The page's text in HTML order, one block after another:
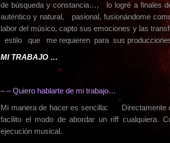
de búsqueda y constancia…, lo logré a finales
auténtico y natural, pasional, fusionándome
labor del músico, capto sus emociones y las
estilo que me requieren para sus
MI TRABAJO …
––Quiero hablarte de mi trabajo…
Mi manera de hacer es sencilla: Directamente
facilito el modo de abordar un riff cualquiera.
ejecución musical.